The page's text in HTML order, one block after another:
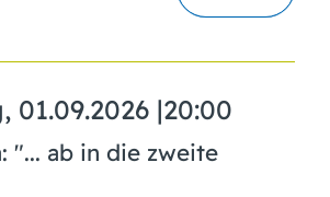
01.09.2026 |20:00
"... ab in die zweite